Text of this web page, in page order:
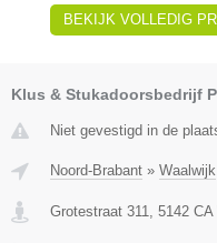
BEKIJK VOLLEDIG
Klus & Stukadoorsbedrijf
Niet gevestigd in de
Noord-Brabant » Waalwijk
Grotestraat 311, 5142 CA